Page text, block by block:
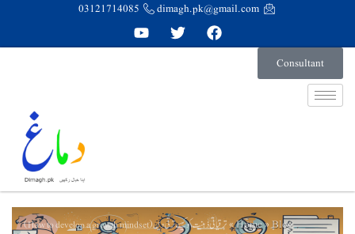
dimagh.pk@gmail.com
03121714085
Consultant
Home»Blog
»ترقیاتی ذہنیت کو کیسے ترقی دیں (How to develop a growth mindset)